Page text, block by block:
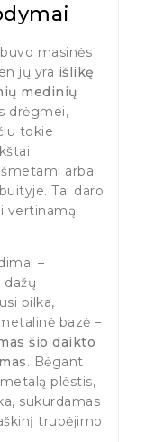
masinės
jų yra išlikę
medinių
drėgmei,
tokie
arba
Tai daro
vertinamą
–
dažų
pilka,
bazė –
šio daikto
. Bėgant
plėstis,
sukurdamas
trupėjimo